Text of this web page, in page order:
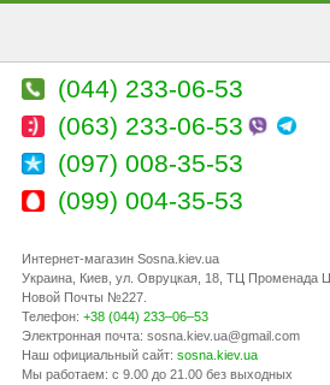
(044) 233-06-53
(063) 233-06-53
(097) 008-35-53
(099) 004-35-53
Интернет-магазин Sosna.kiev.ua
Украина Киев ул. Овруцкая, 18 , ТЦ Променада
Новой Почты №227.
Телефон: +38 (044) 233–06–53
Электронная почта: sosna.kiev.ua@gmail.com
Наш официальный сайт: sosna.kiev.ua
Мы работаем: с 9.00 до 21.00 без выходных